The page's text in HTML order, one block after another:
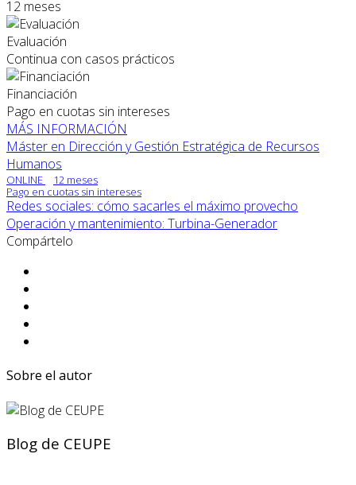
12 meses
Evaluación
Continua con casos prácticos
Financiación
Pago en cuotas sin intereses
MÁS INFORMACIÓN
Máster en Dirección y Gestión Estratégica de Recursos
Humanos
ONLINE
12 meses
Pago en cuotas sin intereses
Redes sociales: cómo sacarles el máximo provecho
Operación y mantenimiento: Turbina-Generador
Compártelo
Sobre el autor
Blog de CEUPE